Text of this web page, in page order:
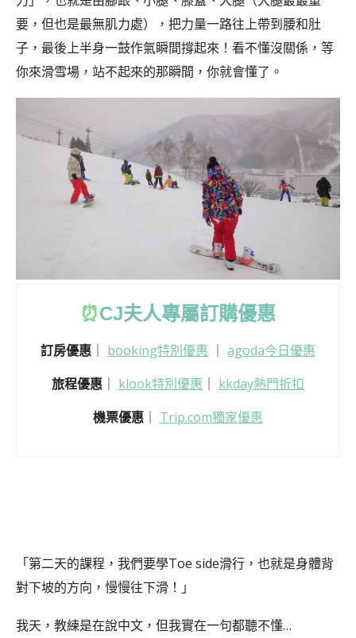
要，但也是最無肌力處），把力量一路往上帶到腰和肚
子，最後上半身一鼓作氣瞬間撐起來！看不懂沒關係，等
你來滑雪場，站不起來的那瞬間，你就會懂了。
⏰CJ夫人專屬訂購優惠
訂房優惠 booking特別優惠
agoda今日優惠
旅程優惠
klook特別優惠
kkday熱門折扣
機票優惠
Trip.com獨家優惠
「第二天的課程，我們要學Toe side滑行，也就是身體背
對下坡的方向，慢慢往下滑！」
我天，教練是在說中文，但我實在一句都聽不懂…